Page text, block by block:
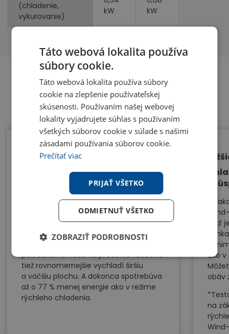
(chladenie,
vykurovanie)
kW
kW
Benefity
Príjemný chlad bez pocitu zimy
Chladenie Wind-Free™
Vďaka chladeniu Wind-Free™ si môžete
užívať príjemnú teplotu v miestnosti
bez prievanu. Jemne a ticho rozptyľuje
vzduch cez 23 000 mikro dierok bez
nepríjemného silného prúdenia
mrazivého vzduchu. Vďaka
pokročilému riadeniu prúdenia vzduchu
tiež rovnomernejšie vychladí širšiu
a väčšiu plochu. A dokonca spotrebúva
až o 77 % menej energie ako v režime
rýchleho chladenia.
(s
Keď
ako v
obáv
na
Táto webová lokalita používa
súbory cookie.
Táto webová lokalita používa súbory
cookie na zlepšenie používateľskej
skúsenosti. Používaním našej webovej
lokality vyjadrujete súhlas s používaním
všetkých súborov cookie v súlade s našimi
zásadami používania súborov cookie.
Prečítať viac
PRIJAŤ VŠETKO
ODMIETNUŤ VŠETKO
ZOBRAZIŤ PODROBNOSTI